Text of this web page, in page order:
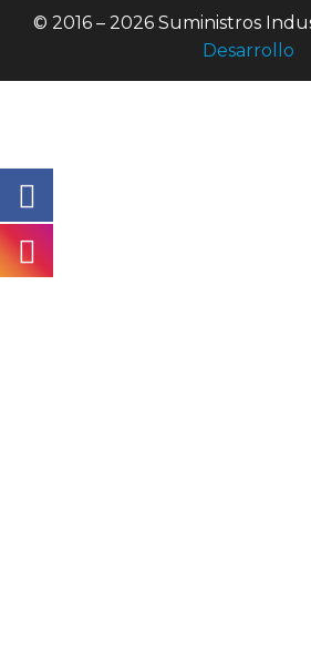
© 2016 – 2026 Suministros
Desarrollo